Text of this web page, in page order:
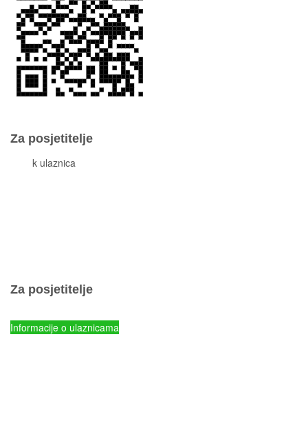
Za posjetitelje
k ulaznica
Za posjetitelje
Informacije o ulaznicama